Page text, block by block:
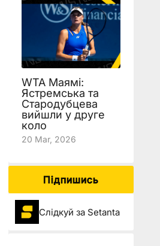
WTA Маямі:
Ястремська та
Стародубцева
вийшли у друге
коло
20 Mar, 2026
Підпишись
Слідкуй за Setanta